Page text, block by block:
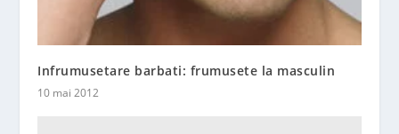
Infrumusetare barbati: frumusete la masculin
10 mai 2012